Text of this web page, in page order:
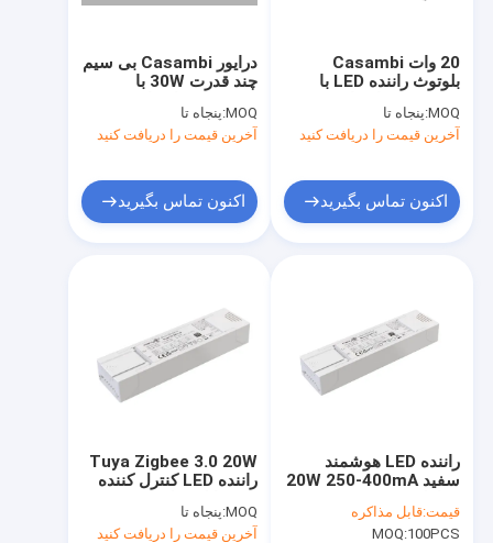
درایور Casambi بی سیم
چند قدرت 30W با
700mA تا 1050mA
MOQ: پنجاه تا
آخرین قیمت را دریافت کنید
اکنون تماس بگیرید
20 وات Casambi
بلوتوث راننده LED با
550mA و 5 سال گارانتی
MOQ: پنجاه تا
آخرین قیمت را دریافت کنید
اکنون تماس بگیرید
Tuya Zigbee 3.0 20W
راننده LED کنترل کننده
MOQ: پنجاه تا
آخرین قیمت را دریافت کنید
راننده LED هوشمند
سفید 20W 250-400mA
تنظیم کنستنت کرنتی
قیمت:قابل مذاکره
MOQ:100PCS